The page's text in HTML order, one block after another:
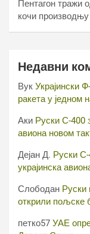
Пентагон тражи
кочи производњу
Недавни
Вук Украјински
ракета у једном
Аки Руски С-400
авиона новом
Дејан Д. Руски
украјинска
Слободан Руски
открили
петко57 УАЕ